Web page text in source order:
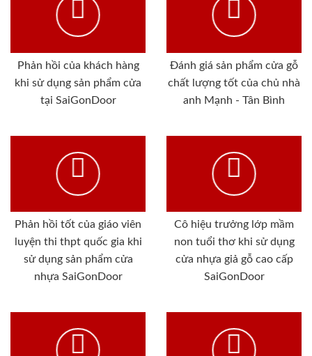
Phản hồi của khách hàng
khi sử dụng sản phẩm cửa
tại SaiGonDoor
Đánh giá sản phẩm cửa gỗ
chất lượng tốt của chủ nhà
anh Mạnh - Tân Bình
Phản hồi tốt của giáo viên
luyện thi thpt quốc gia khi
sử dụng sản phẩm cửa
nhựa SaiGonDoor
Cô hiệu trưởng lớp mầm
non tuổi thơ khi sử dụng
cửa nhựa giả gỗ cao cấp
SaiGonDoor